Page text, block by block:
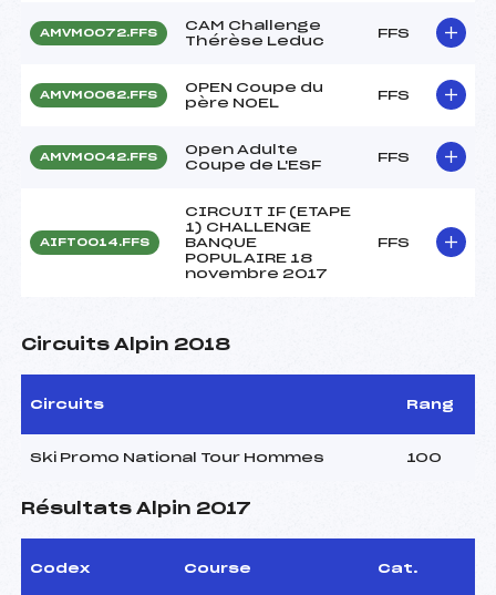
AMVM0072.FFS
CAM Challenge
Thérèse Leduc
FFS
AMVM0062.FFS
OPEN Coupe du
père NOEL
FFS
AMVM0042.FFS
Open Adulte
Coupe de L'ESF
FFS
AIFT0014.FFS
CIRCUIT IF (ETAPE
1) CHALLENGE
BANQUE
POPULAIRE 18
novembre 2017
FFS
Circuits Alpin 2018
Circuits Rang
Ski Promo National Tour Hommes 100
Résultats Alpin 2017
Codex Course Cat.